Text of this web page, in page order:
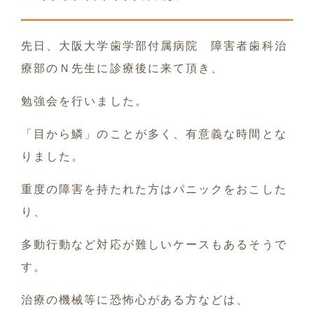
先日、大阪大学歯学部付属病院 障害者歯科治
療部のＮ先生に診療後に来て頂き、
勉強会を行いました。
「目から鱗」のことが多く、有意義な時間とな
りました。
重度の障害を持たれた方はパニックをおこした
り、
多動行動など対応が難しいケースもあるそうで
す。
治療の機械等に恐怖心がある方などは、